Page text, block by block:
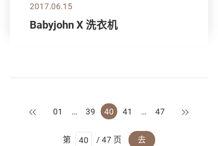
2017.06.15
Babyjohn X 洗衣机
上一页
01 … 39 40 41 … 47 下一页
第 / 47 页 去